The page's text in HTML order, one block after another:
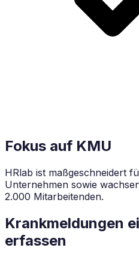
Fokus auf KMU
HRlab ist maßgeschneidert
Unternehmen sowie
2.000 Mitarbeitenden.
Krankmeldungen
erfassen